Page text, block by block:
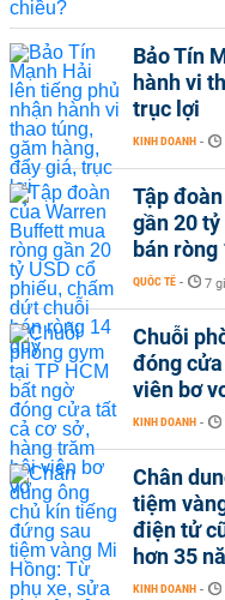
Bảo Tín
hành vi
trục lợi
KINH DOANH -
Tập
gần 20
bán ròng
QUỐC TẾ - 7
Chuỗi
đóng
viên bơ
KINH DOANH -
Chân
tiệm
điện tử
hơn 35
KINH DOANH -